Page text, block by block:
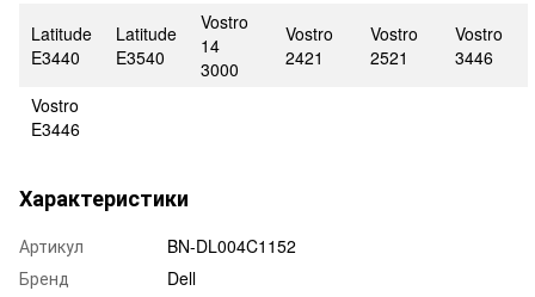
Latitude
E3440
Latitude
E3540
Vostro
14
3000
Vostro
2421
Vostro
2521
Vostro
3446
Vostro
E3446
Характеристики
Артикул
BN-DL004C1152
Бренд
Dell